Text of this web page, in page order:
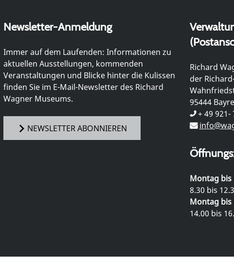
Newsletter-Anmeldung
Immer auf dem Laufenden: Informationen zu
aktuellen Ausstellungen, kommenden
Veranstaltungen und Blicke hinter die Kulissen
finden Sie im E-Mail-Newsletter des Richard
Wagner Museums.
NEWSLETTER ABONNIEREN
Richard
der
95444
+ 49 921-
Montag bis
8.30 bis
Montag
14.00 bis